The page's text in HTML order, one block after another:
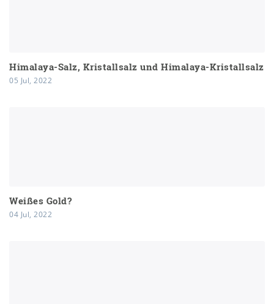
Himalaya-Salz, Kristallsalz und Himalaya-Kristallsalz
05 Jul, 2022
Weißes Gold?
04 Jul, 2022